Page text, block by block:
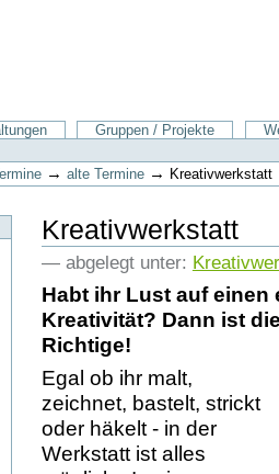
Gruppen / Projekte
→ alte Termine → Kreativwerkstatt
Kreativwerkstatt
— abgelegt unter:
Habt ihr Lust auf
Kreativität? Dann ist
Richtige!
Egal ob ihr malt,
zeichnet, bastelt, strickt
oder häkelt - in der
Werkstatt ist alles